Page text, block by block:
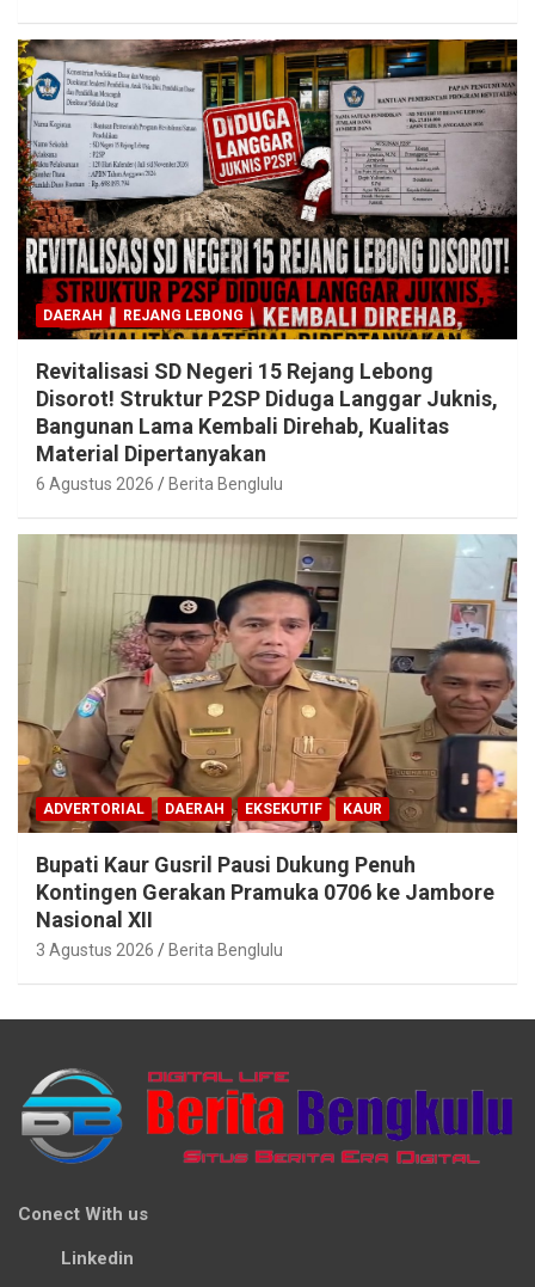
DAERAH REJANG LEBONG
Revitalisasi SD Negeri 15 Rejang Lebong
Disorot! Struktur P2SP Diduga Langgar Juknis,
Bangunan Lama Kembali Direhab, Kualitas
Material Dipertanyakan
6 Agustus 2026 Berita Benglulu
ADVERTORIAL DAERAH EKSEKUTIF KAUR
Bupati Kaur Gusril Pausi Dukung Penuh
Kontingen Gerakan Pramuka 0706 ke Jambore
Nasional XII
3 Agustus 2026 Berita Benglulu
Conect With us
Linkedin